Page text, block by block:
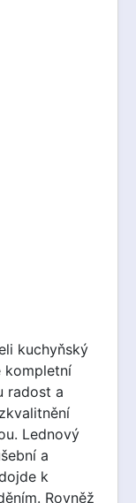
kuchyňský
kompletní
radost a
Lednový
a
k
Rovněž